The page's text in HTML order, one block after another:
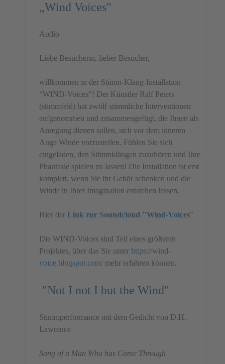
„Wind Voices"
Audio
Liebe Besucherin, lieber Besucher,
willkommen in der Stimm-Klang-Installation
“WIND-Voices“! Der Künstler Ralf Peters
(stimmfeld) hat zwölf stimmliche Interventionen
aufgenommen und zusammengefügt, die Ihnen als
Anregung dienen sollen, sich vor dem inneren
Auge Winde vorzustellen. Fühlen Sie sich
eingeladen, den Stimmklängen zuzuhören und Ihre
Phantasie spielen zu lassen! Die Installation ist erst
komplett, wenn Sie ihr Gehör schenken und die
Winde in Ihrer Imagination entstehen lassen.
Hier der Link zur Soundcloud "Wind-Voices"
Die WIND-Voices sind Teil eines größeren
Projektes, über das Sie unter https://wind-
voice.blogspot.com/ mehr erfahren können.
"Not I not I but the Wind"
Stimmperformance mit dem Gedicht von D.H.
Lawrence
Song of a Man Who has Come Through